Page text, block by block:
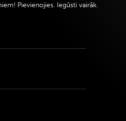
Pievienojies. Iegūsti vairāk.